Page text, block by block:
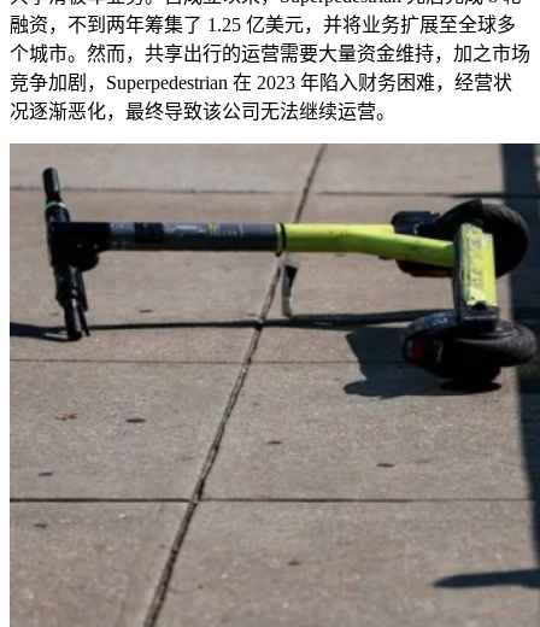
融资，不到两年筹集了 1.25 亿美元，并将业务扩展至全球多
个城市。然而，共享出行的运营需要大量资金维持，加之市场
竞争加剧， Superpedestrian 在 2023 年陷入财务困难，经营状
况逐渐恶化，最终导致该公司无法继续运营。